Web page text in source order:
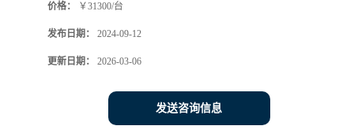
价格： ￥31300/台
发布日期： 2024-09-12
更新日期： 2026-03-06
发送咨询信息